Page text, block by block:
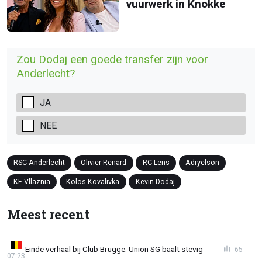
vuurwerk in Knokke
Zou Dodaj een goede transfer zijn voor
Anderlecht?
JA
NEE
RSC Anderlecht Olivier Renard RC Lens Adryelson
KF Vllaznia Kolos Kovalivka Kevin Dodaj
Meest recent
Einde verhaal bij Club Brugge: Union SG baalt stevig
07:23
65